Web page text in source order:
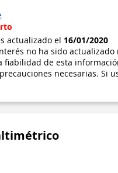
actualizado el 16/01/2020
no ha sido
fiabilidad de esta
necesarias. Si